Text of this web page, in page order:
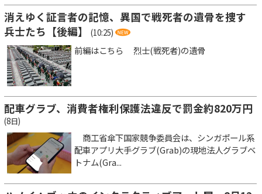
消えゆく証言者の記憶、異国で戦死者の遺骨を捜す
兵士たち【後編】
(10:25)
前編はこちら 烈士(戦死者)の遺骨
配車グラブ、消費者権利保護法違反で罰金約820万円
(8日)
商工省傘下国家競争委員会は、シンガポール系
配車アプリ大手グラブ(Grab)の現地法人グラブベ
トナム(Gra...